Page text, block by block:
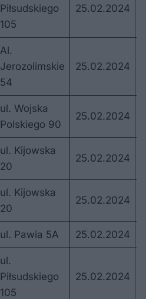
Piłsudskiego
105
25.02.2024
Al.
Jerozolimskie
54
25.02.2024
ul. Wojska
Polskiego 90
25.02.2024
ul. Kijowska
20
25.02.2024
ul. Kijowska
20
25.02.2024
ul. Pawia 5A 25.02.2024
ul.
Piłsudskiego
105
25.02.2024